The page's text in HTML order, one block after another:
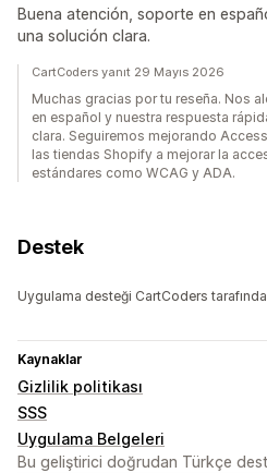
Buena atención, soporte en
una solución clara.
CartCoders yanıt 29 Mayıs 2026
Muchas gracias por tu reseña. Nos
en español y nuestra respuesta
clara. Seguiremos mejorando
las tiendas Shopify a mejorar la
estándares como WCAG y ADA.
Destek
Uygulama desteği CartCoders
Kaynaklar
Gizlilik politikası
SSS
Uygulama Belgeleri
Bu geliştirici doğrudan Türkçe